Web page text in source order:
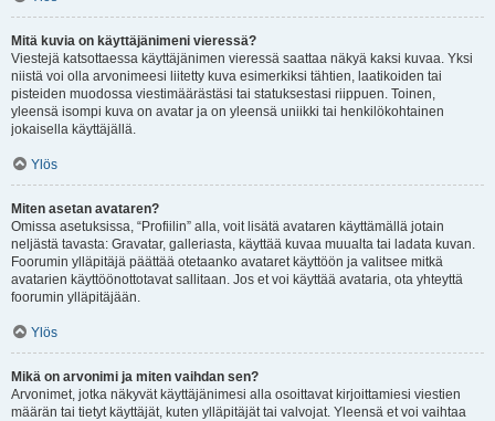
Mitä kuvia on käyttäjänimeni vieressä?
Viestejä katsottaessa käyttäjänimen vieressä saattaa näkyä kaksi kuvaa. Yksi
niistä voi olla arvonimeesi liitetty kuva esimerkiksi tähtien, laatikoiden tai
pisteiden muodossa viestimäärästäsi tai statuksestasi riippuen. Toinen,
yleensä isompi kuva on avatar ja on yleensä uniikki tai henkilökohtainen
jokaisella käyttäjällä.
Ylös
Miten asetan avataren?
Omissa asetuksissa, “Profiilin” alla, voit lisätä avataren käyttämällä jotain
neljästä tavasta: Gravatar, galleriasta, käyttää kuvaa muualta tai ladata kuvan.
Foorumin ylläpitäjä päättää otetaanko avataret käyttöön ja valitsee mitkä
avatarien käyttöönottotavat sallitaan. Jos et voi käyttää avataria, ota yhteyttä
foorumin ylläpitäjään.
Ylös
Mikä on arvonimi ja miten vaihdan sen?
Arvonimet, jotka näkyvät käyttäjänimesi alla osoittavat kirjoittamiesi viestien
määrän tai tietyt käyttäjät, kuten ylläpitäjät tai valvojat. Yleensä et voi vaihtaa